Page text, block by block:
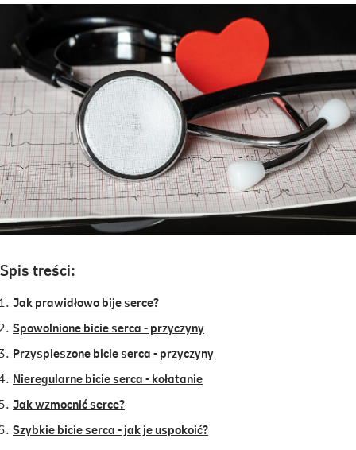
Spis treści:
Jak prawidłowo bije serce?
Spowolnione bicie serca - przyczyny
Przyspieszone bicie serca - przyczyny
Nieregularne bicie serca - kołatanie
Jak wzmocnić serce?
Szybkie bicie serca - jak je uspokoić?